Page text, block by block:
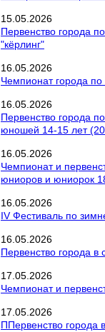
15.05.2026
Первенство города
"кёрлинг"
16.05.2026
Чемпионат города
16.05.2026
Первенство города
юношей 14-15 лет
16.05.2026
Чемпионат и
юниоров и юниорок
16.05.2026
IV Фестиваль по
16.05.2026
Первенство города
17.05.2026
Чемпионат и
17.05.2026
ППервенство города